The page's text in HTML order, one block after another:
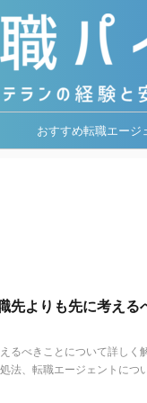
おすすめ転職エージ
先よりも先に考える
るべきことについて詳しく
法、転職エージェントにつ